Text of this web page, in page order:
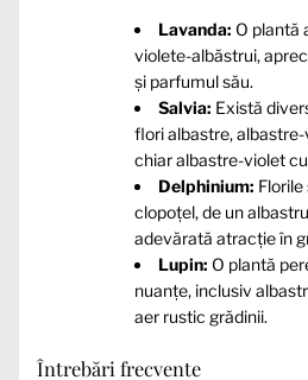
Lavanda: O plantă
violete-albăstrui,
și parfumul său.
Salvia: Există
flori albastre,
chiar albastre-violet
Delphinium:
clopoțel, de un
adevărată atracție în
Lupin: O plantă
nuanțe, inclusiv
aer rustic grădinii.
Întrebări frecvente